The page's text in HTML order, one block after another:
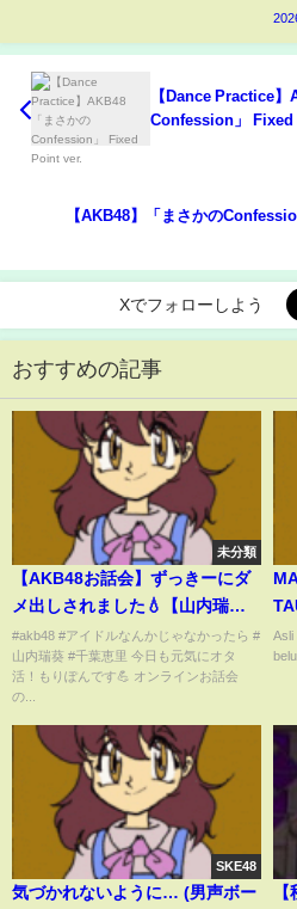
【Dance Practice
Confession」 Fixed
【AKB48】「まさかの
Xでフォローしよう
おすすめの記事
未分類
【AKB48お話会】ずっきーにダ
メ出しされました💧【山内瑞
葵】
#akb48 #アイドルなんかじゃなかったら #
山内瑞葵 #千葉恵里 今日も元気にオタ
活！もりぽんです💪 オンラインお話会
の...
Asli
SKE48
気づかれないように… (男声ボー